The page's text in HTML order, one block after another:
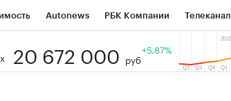
Autonews РБК Компании Телеканал
Национальные проекты
20 672 000 руб
+5.87%